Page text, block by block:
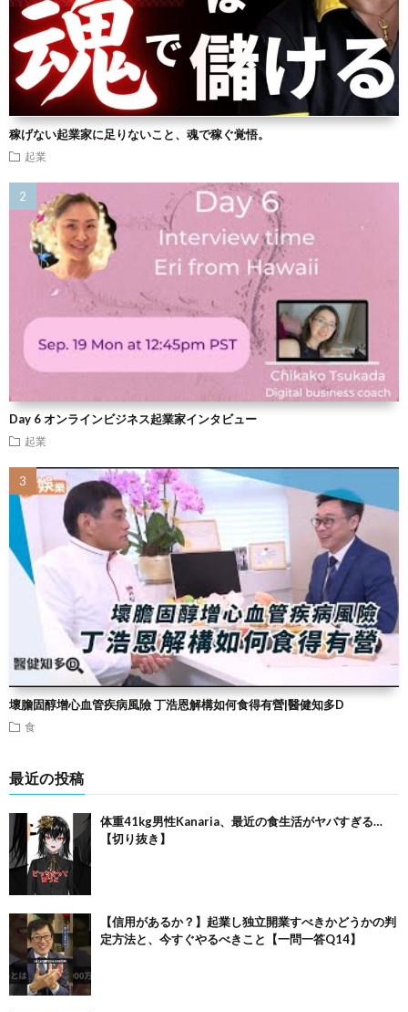
稼げない起業家に足りないこと、魂で稼ぐ覚悟。
起業
Day 6 オンラインビジネス起業家インタビュー
起業
壞膽固醇增心血管疾病風險 丁浩恩解構如何食得有營|醫健知多D
食
最近の投稿
体重41kg男性Kanaria、最近の食生活がヤバすぎる…
【切り抜き】
【信用があるか？】起業し独立開業すべきかどうかの判
定方法と、今すぐやるべきこと【一問一答Q14】